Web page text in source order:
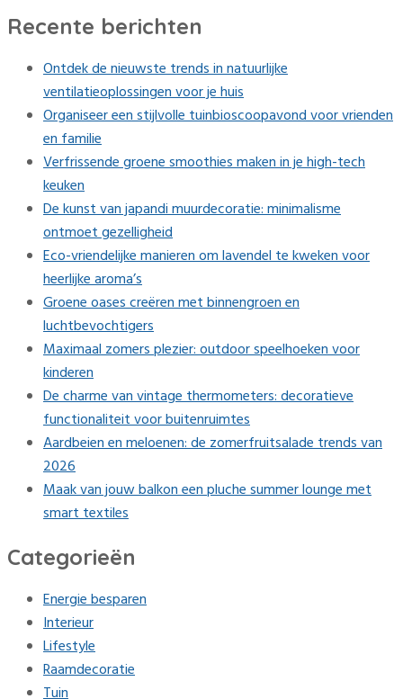
Recente berichten
Ontdek de nieuwste trends in natuurlijke
ventilatieoplossingen voor je huis
Organiseer een stijlvolle tuinbioscoopavond voor vrienden
en familie
Verfrissende groene smoothies maken in je high-tech
keuken
De kunst van japandi muurdecoratie: minimalisme
ontmoet gezelligheid
Eco-vriendelijke manieren om lavendel te kweken voor
heerlijke aroma’s
Groene oases creëren met binnengroen en
luchtbevochtigers
Maximaal zomers plezier: outdoor speelhoeken voor
kinderen
De charme van vintage thermometers: decoratieve
functionaliteit voor buitenruimtes
Aardbeien en meloenen: de zomerfruitsalade trends van
2026
Maak van jouw balkon een pluche summer lounge met
smart textiles
Categorieën
Energie besparen
Interieur
Lifestyle
Raamdecoratie
Tuin